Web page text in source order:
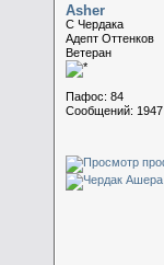
Asher
C Чердака
Адепт Оттенков
Ветеран
Пафос: 84
Сообщений: 1947